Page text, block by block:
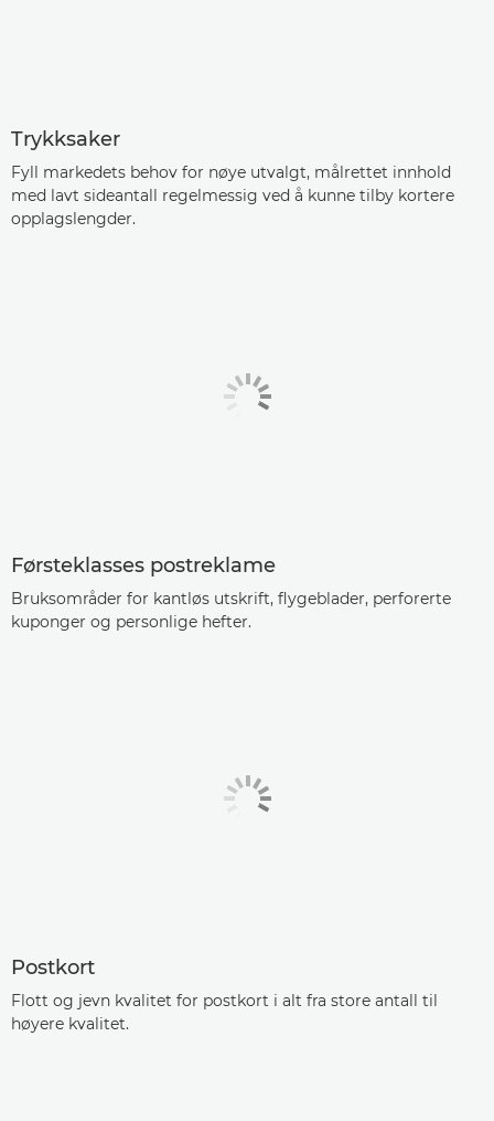
Trykksaker
Fyll markedets behov for nøye utvalgt, målrettet innhold
med lavt sideantall regelmessig ved å kunne tilby kortere
opplagslengder.
Førsteklasses postreklame
Bruksområder for kantløs utskrift, flygeblader, perforerte
kuponger og personlige hefter.
Postkort
Flott og jevn kvalitet for postkort i alt fra store antall til
høyere kvalitet.